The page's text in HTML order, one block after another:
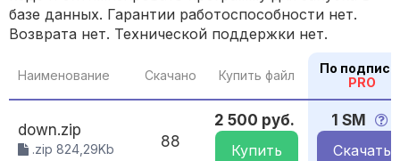
базе данных. Гарантии работоспособности нет.
Возврата нет. Технической поддержки нет.
Наименование Скачано Купить файл
По
PRO
down.zip
.zip 824,29Kb 88
2 500 руб.
Купить
1 SM
Скачать